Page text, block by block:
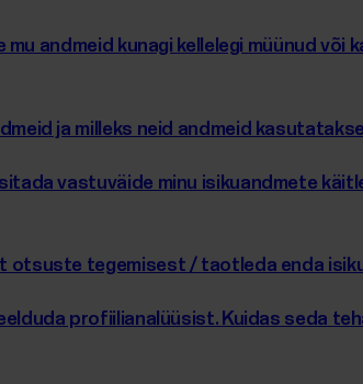
andmeid kunagi kellelegi müünud või
ja milleks neid andmeid
vastuväide minu isikuandmete
otsuste tegemisest / taotleda enda
profiilianalüüsist. Kuidas seda